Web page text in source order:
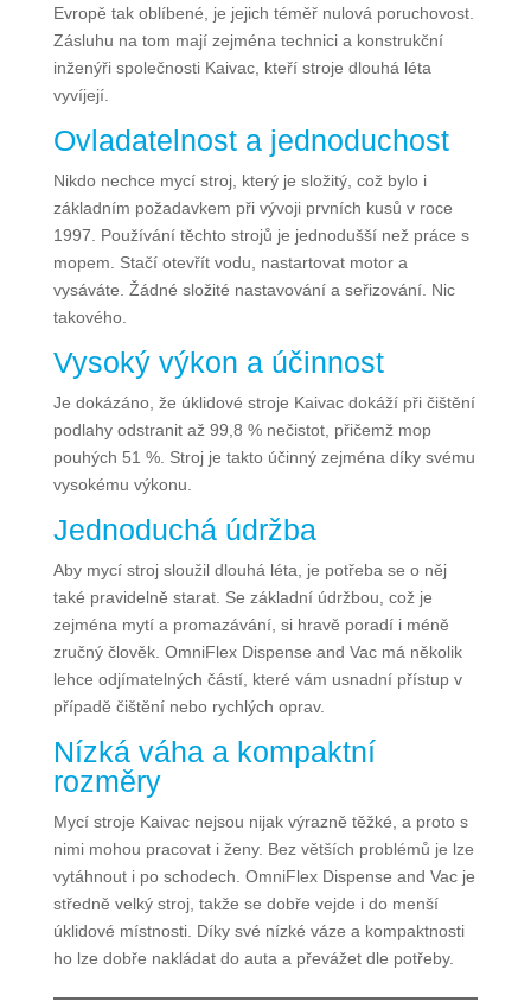
Evropě tak oblíbené, je jejich téměř nulová poruchovost.
Zásluhu na tom mají zejména technici a konstrukční
inženýři společnosti Kaivac, kteří stroje dlouhá léta
vyvíjejí.
Ovladatelnost a jednoduchost
Nikdo nechce mycí stroj, který je složitý, což bylo i
základním požadavkem při vývoji prvních kusů v roce
1997. Používání těchto strojů je jednodušší než práce s
mopem. Stačí otevřít vodu, nastartovat motor a
vysáváte. Žádné složité nastavování a seřizování. Nic
takového.
Vysoký výkon a účinnost
Je dokázáno, že úklidové stroje Kaivac dokáží při čištění
podlahy odstranit až 99,8 % nečistot, přičemž mop
pouhých 51 %. Stroj je takto účinný zejména díky svému
vysokému výkonu.
Jednoduchá údržba
Aby mycí stroj sloužil dlouhá léta, je potřeba se o něj
také pravidelně starat. Se základní údržbou, což je
zejména mytí a promazávání, si hravě poradí i méně
zručný člověk. OmniFlex Dispense and Vac má několik
lehce odjímatelných částí, které vám usnadní přístup v
případě čištění nebo rychlých oprav.
Nízká váha a kompaktní
rozměry
Mycí stroje Kaivac nejsou nijak výrazně těžké, a proto s
nimi mohou pracovat i ženy. Bez větších problémů je lze
vytáhnout i po schodech. OmniFlex Dispense and Vac je
středně velký stroj, takže se dobře vejde i do menší
úklidové místnosti. Díky své nízké váze a kompaktnosti
ho lze dobře nakládat do auta a převážet dle potřeby.